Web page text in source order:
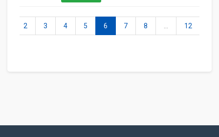
2 3 4 5 6 7 8 12